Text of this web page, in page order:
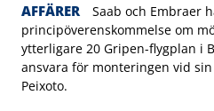
AFFÄRER
Saab och Embraer
principöverenskommelse om
ytterligare 20 Gripen-flygplan i
ansvara för monteringen vid
Peixoto.